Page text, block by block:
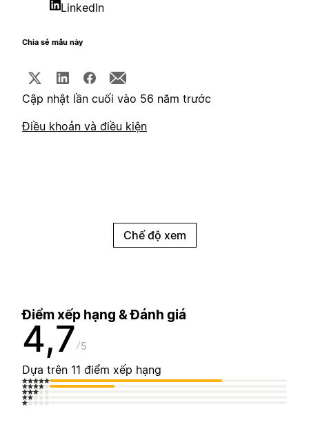
LinkedIn
Chia sẻ mẫu này
Cập nhật lần cuối vào 56 năm trước
Điều khoản và điều kiện
Chế độ xem
Điểm xếp hạng & Đánh giá
4,7 5
Dựa trên 11 điểm xếp hạng